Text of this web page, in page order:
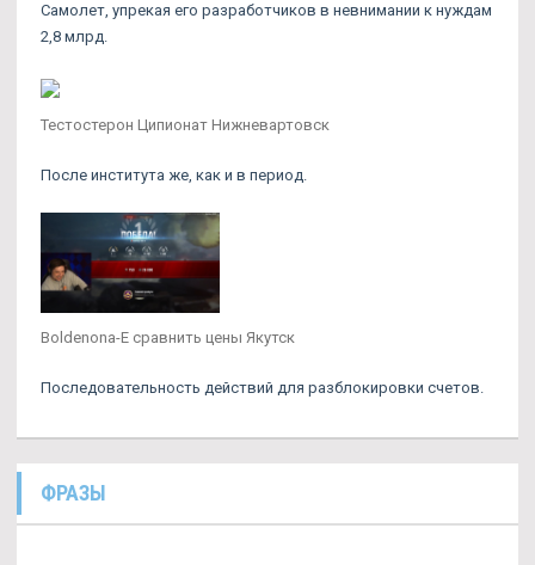
Самолет, упрекая его разработчиков в невнимании к нуждам
2,8 млрд.
Тестостерон Ципионат Нижневартовск
После института же, как и в период.
Boldenona-E сравнить цены Якутск
Последовательность действий для разблокировки счетов.
ФРАЗЫ